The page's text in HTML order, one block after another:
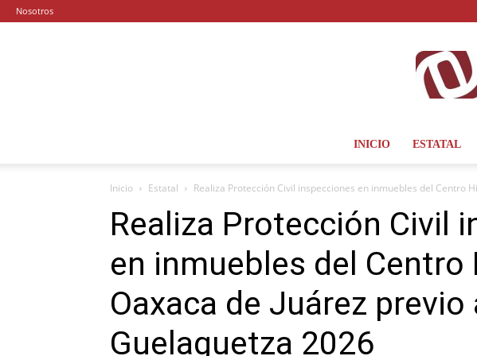
Nosotros
INICIO ESTATAL
Inicio Estatal Realiza Protección Civil inspecciones en inmuebles del Centro
Realiza Protección Civil
en inmuebles del
Oaxaca de Juárez previo
Guelaguetza 2026